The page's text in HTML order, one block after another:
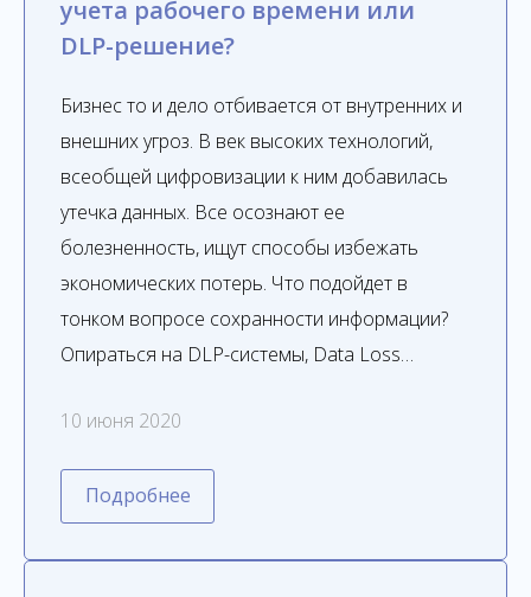
учета рабочего времени или
DLP-решение?
Бизнес то и дело отбивается от внутренних и
внешних угроз. В век высоких технологий,
всеобщей цифровизации к ним добавилась
утечка данных. Все осознают ее
болезненность, ищут способы избежать
экономических потерь. Что подойдет в
тонком вопросе сохранности информации?
Опираться на DLP-системы, Data Loss…
10 июня 2020
Подробнее